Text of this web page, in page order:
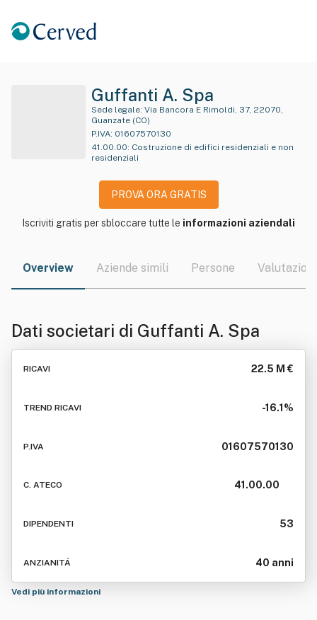
Guffanti A. Spa
Sede legale:
Guanzate (CO)
P.IVA: 01607570130
41.00.00: Costruzione di edifici residenziali e non
residenziali
PROVA ORA GRATIS
Iscriviti gratis per sbloccare tutte le informazioni aziendali
Overview Aziende simili Persone Valutazioni
Dati societari di Guffanti A. Spa
RICAVI 22.5 M €
TREND RICAVI -16.1%
P.IVA 01607570130
C. ATECO 41.00.00
DIPENDENTI 53
ANZIANITÁ 40 anni
Vedi più informazioni